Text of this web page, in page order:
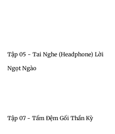
Tập 05 - Tai Nghe (Headphone) Lời
Ngọt Ngào
Tập 07 - Tấm Đệm Gối Thần Kỳ